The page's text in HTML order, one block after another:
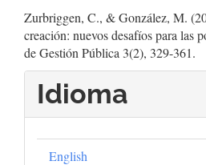
Zurbriggen, C., & González, M.
creación: nuevos desafíos para las
de Gestión Pública 3(2), 329-361.
Idioma
English